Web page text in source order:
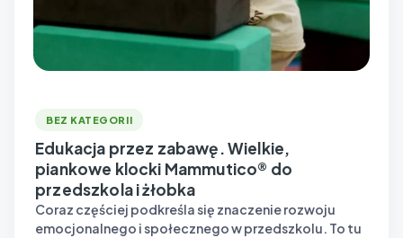
BEZ KATEGORII
Edukacja przez zabawę. Wielkie,
piankowe klocki Mammutico® do
przedszkola i żłobka
Coraz częściej podkreśla się znaczenie rozwoju
emocjonalnego i społecznego w przedszkolu. To tu